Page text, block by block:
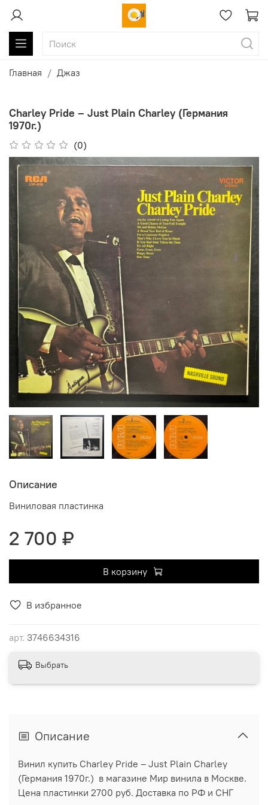
Главная Джаз
Charley Pride ‎– Just Plain Charley (Германия
1970г.)
(0)
В избранное
арт. 3746634316
Описание
Виниловая пластинка
2 700 ₽
В корзину
Выбрать
Описание
Винил купить Charley Pride ‎– Just Plain Charley
(Германия 1970г.) в магазине Мир винила в Москве.
Цена пластинки 2700 руб. Доставка по РФ и СНГ